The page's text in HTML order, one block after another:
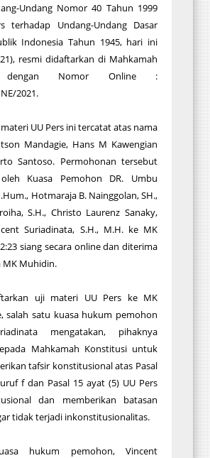
Undang Nomor 40 Tahun 1999
terhadap Undang-Undang Dasar
Indonesia Tahun 1945, hari ini
resmi didaftarkan di Mahkamah
dengan Nomor Online :
2021.
UU Pers ini tercatat atas nama
Mandagie, Hans M Kawengian
Santoso. Permohonan tersebut
Kuasa Pemohon DR. Umbu
Hotmaraja B. Nainggolan, SH.,
S.H., Christo Laurenz Sanaky,
Suriadinata, S.H., M.H. ke MK
siang secara online dan diterima
Muhidin.
uji materi UU Pers ke MK
salah satu kuasa hukum pemohon
mengatakan, pihaknya
Mahkamah Konstitusi untuk
tafsir konstitusional atas Pasal
f dan Pasal 15 ayat (5) UU Pers
dan memberikan batasan
tidak terjadi inkonstitusionalitas.
hukum pemohon, Vincent